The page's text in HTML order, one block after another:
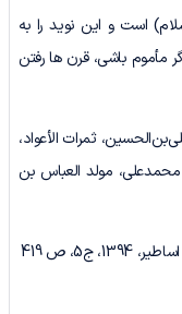
است و این نوید را به
مأموم باشی، قرن ها رفتن
ثمرات الأعواد،
1378، ص 105/ ناصری، محمدعلی، مولد العباس بن
ج5، ص 419